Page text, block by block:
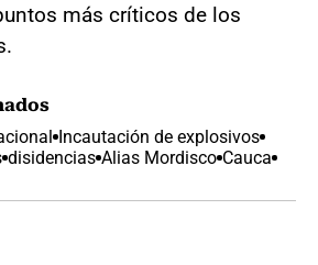
más críticos de los
Incautación de explosivos
disidencias Alias Mordisco Cauca